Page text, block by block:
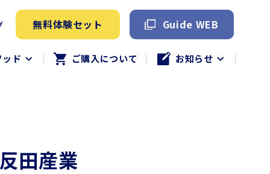
無料体験セット Guide WEB
ッド ご購入について お知らせ
田産業